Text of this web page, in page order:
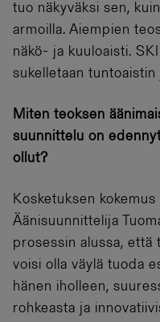
tuo näkyväksi sen,
armoilla. Aiempien
näkö- ja kuuloaisti.
sukelletaan tuntoaistin
Miten teoksen
suunnittelu on
ollut?
Kosketuksen
Äänisuunnittelija
prosessin alussa, että
voisi olla väylä tuoda
hänen iholleen,
rohkeasta ja